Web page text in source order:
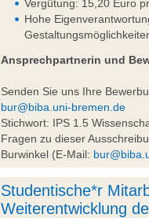
Vergütung: 15,20 Euro
Hohe
Ansprechpartnerin und
Senden Sie uns Ihre
bur@biba.uni-bremen.de
Stichwort: IPS 1.5
Fragen zu dieser
Burwinkel (E-Mail:
Studentische*r
Weiterentwicklung